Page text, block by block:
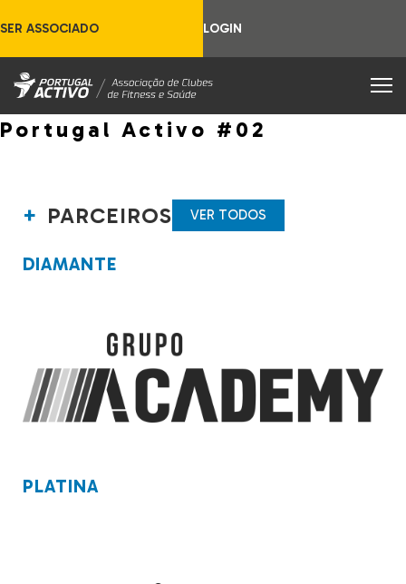
SER ASSOCIADO LOGIN
Portugal Activo #02
PARCEIROS VER TODOS
DIAMANTE
PLATINA